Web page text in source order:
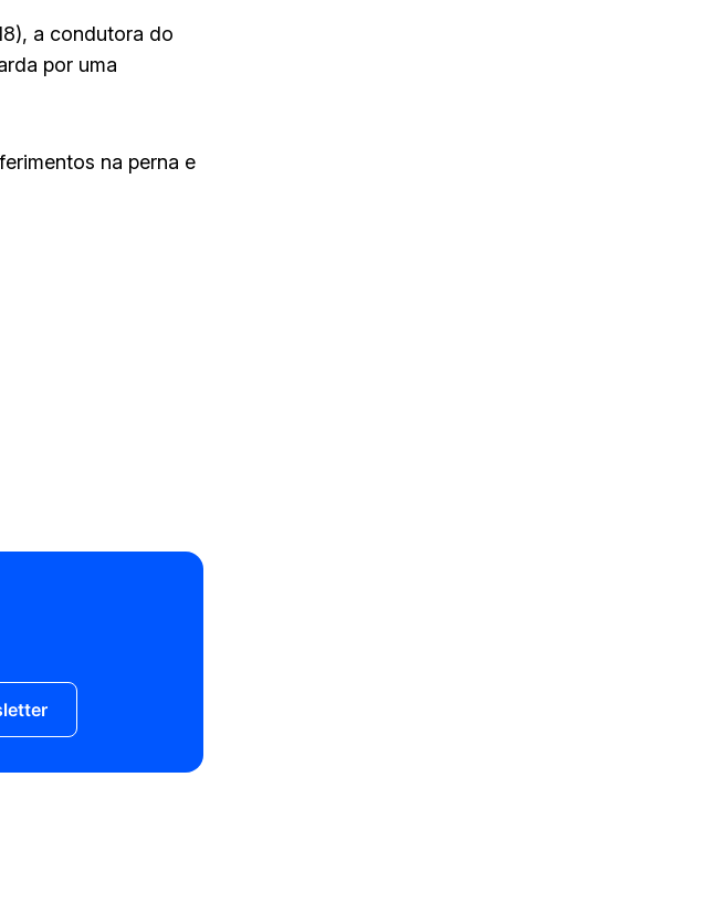
a condutora do
por uma
na perna e